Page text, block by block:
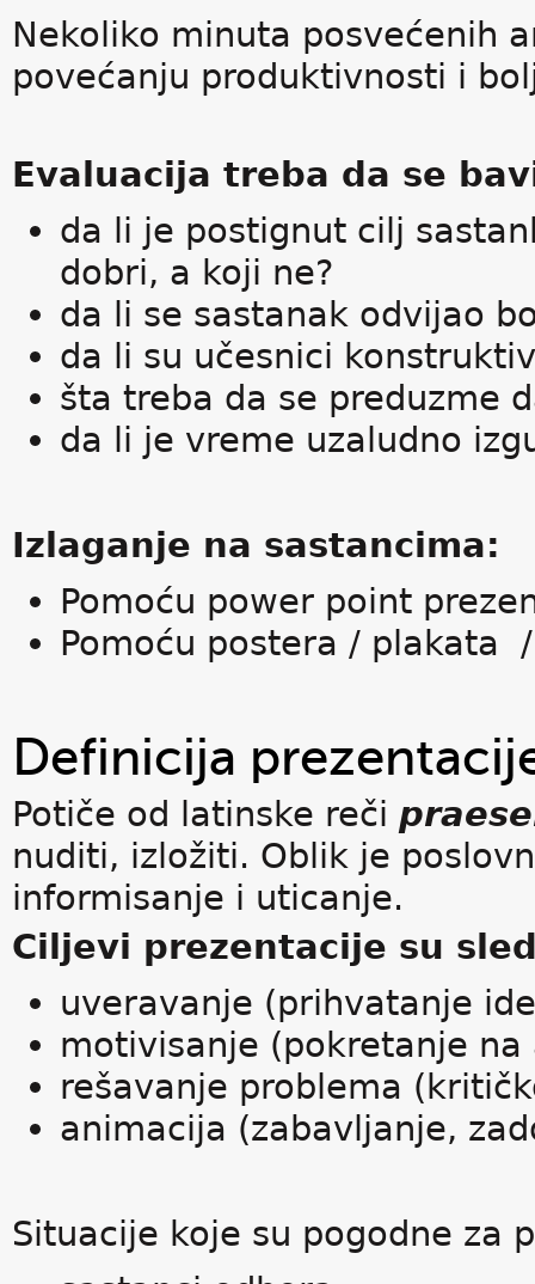
Nekoliko minuta posvećenih
povećanju produktivnosti i
Evaluacija treba da se
da li je postignut cilj
dobri, a koji ne?
da li se sastanak odvijao
da li su učesnici
šta treba da se preduzme
da li je vreme uzaludno
Izlaganje na sastancima:
Pomoću power point
Pomoću postera / plakata
Definicija
Potiče od latinske reči
nuditi, izložiti. Oblik je
informisanje i uticanje.
Ciljevi prezentacije su
uveravanje (prihvatanje
motivisanje (pokretanje
rešavanje problema
animacija (zabavljanje,
Situacije koje su pogodne za